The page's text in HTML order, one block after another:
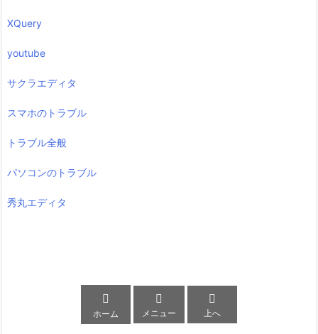
XQuery
youtube
サクラエディタ
スマホのトラブル
トラブル全般
パソコンのトラブル
秀丸エディタ

ホーム

メニュー

上へ